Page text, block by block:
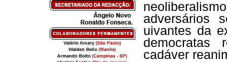
adversários
uivantes da
cadáver